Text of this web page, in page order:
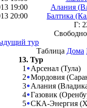
19:00
Алания
20:00
Балтика
Г:
тур
Таблица Дома
13. Тур
1
Арсенал (Тула)
2 Мордовия
3 Алания
4 Газовик
5 СКА-Энергия